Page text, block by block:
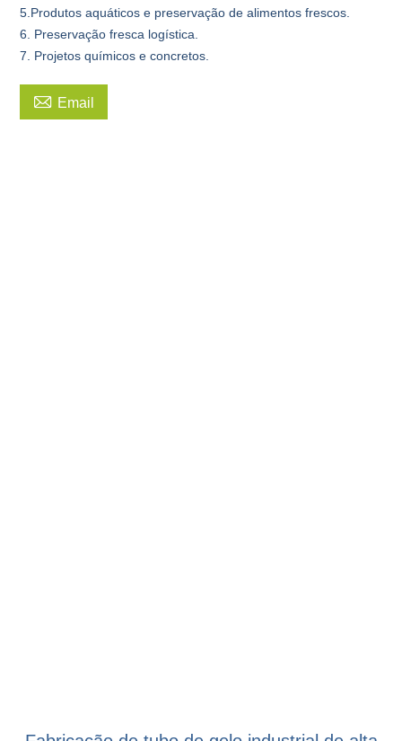
5.Produtos aquáticos e preservação de alimentos frescos.
6. Preservação fresca logística.
7. Projetos químicos e concretos.
 Email